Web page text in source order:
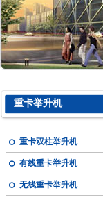
重卡举升机
重卡双柱举升机
有线重卡举升机
无线重卡举升机